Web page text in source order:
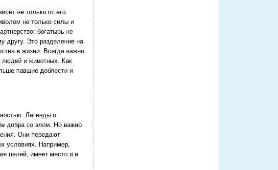
не только от его
не только силы и
богатырь не
другу. Это разделение на
в жизни. Всегда важно
людей и животных. Как
павшие доблести и
Легенды о
добра со злом. Но важно
Они передают
условиях. Например,
целей, имеет место и в